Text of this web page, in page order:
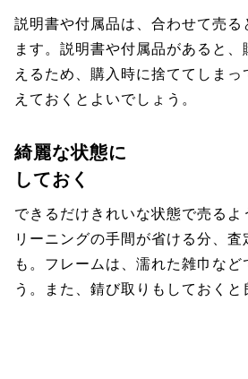
説明書や付属品は、合わせて売
ます。説明書や付属品があると
えるため、購入時に捨ててしまっ
えておくとよいでしょう。
綺麗な状態に
しておく
できるだけきれいな状態で売るよ
リーニングの手間が省ける分、
も。フレームは、濡れた雑巾など
う。また、錆び取りもしておくと